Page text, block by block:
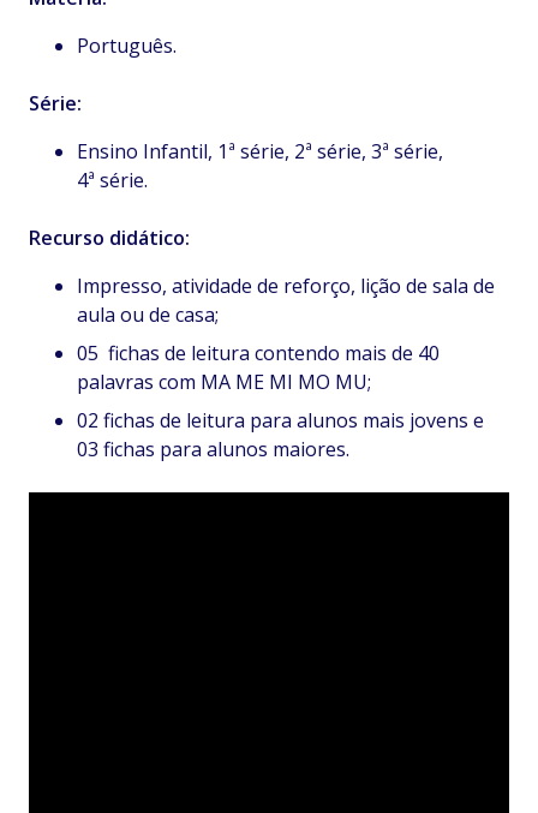
Português.
Série:
Ensino Infantil, 1ª série, 2ª série, 3ª série,
4ª série.
Recurso didático:
Impresso, atividade de reforço, lição de sala de
aula ou de casa;
05 fichas de leitura contendo mais de 40
palavras com MA ME MI MO MU;
02 fichas de leitura para alunos mais jovens e
03 fichas para alunos maiores.